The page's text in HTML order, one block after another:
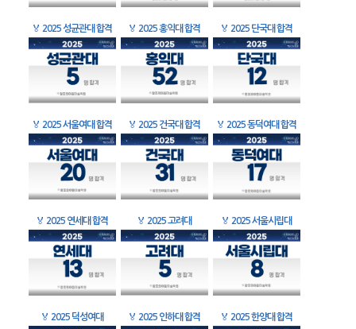
🏅 2025 성균관대 합격 🏅 2025 홍익대 합격 🏅 2025 단국대 합격
🏅 2025 서울여대 합격 🏅 2025 건국대 합격 🏅 2025 동덕여대 합격
🏅 2025 연세대 합격 🏅 2025 고려대 🏅 2025 서울시립대
🏅 2025 덕성여대 🏅 2025 인하대 합격 🏅 2025 한양대 합격